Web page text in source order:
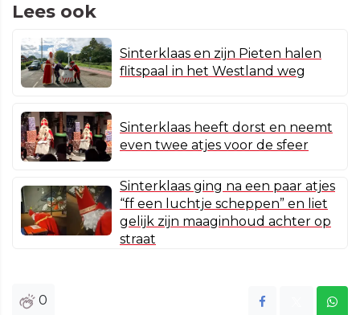
Lees ook
Sinterklaas en zijn Pieten halen
flitspaal in het Westland weg
Sinterklaas heeft dorst en neemt
even twee atjes voor de sfeer
Sinterklaas ging na een paar atjes
“ff een luchtje scheppen” en liet
gelijk zijn maaginhoud achter op
straat
0